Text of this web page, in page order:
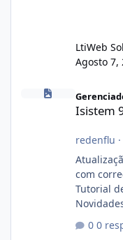
LtiWeb
Agosto 7,
Isistem 9.8 API CentOS
Isistem
redenflu ·
Atualização! Atualização para a
com correções
Tutorial
Novidades: Api do CWP7(CentOS Web
Link
0